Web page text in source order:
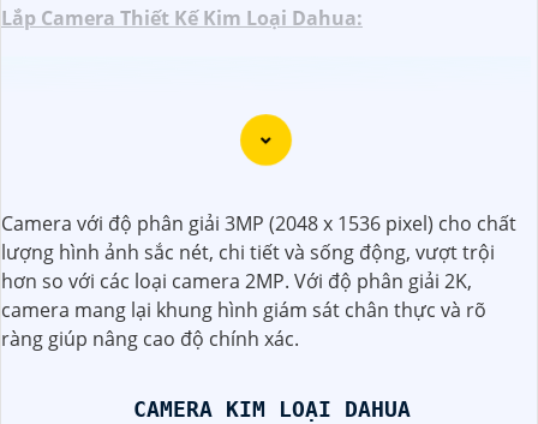
Lắp Camera Thiết Kế Kim Loại Dahua:
Camera Dome DH-IPC-HDW3449TP-ZS-IL
Camera POE DH-IPC-HDBW3449E-AS-IL Dahua( 5%-35% )
DH-IPC-HDW1339DA-SAW-IL Camera Dahua (3MP) ( 5%-35% )
Camera DH-HAC-HDW1249XP-A-PRO( 5%-35%
Camera với độ phân giải 3MP (2048 x 1536 pixel) cho chất
lượng hình ảnh sắc nét, chi tiết và sống động, vượt trội
hơn so với các loại camera 2MP. Với độ phân giải 2K,
camera mang lại khung hình giám sát chân thực và rõ
ràng giúp nâng cao độ chính xác.
CAMERA KIM LOẠI DAHUA